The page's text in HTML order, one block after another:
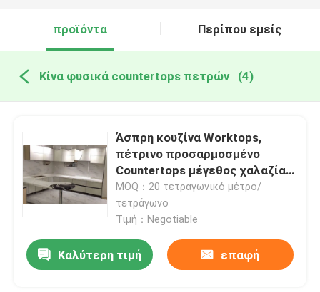
προϊόντα Περίπου εμείς
Κίνα φυσικά countertops πετρών (4)
Άσπρη κουζίνα Worktops,
πέτρινο προσαρμοσμένο
Countertops μέγεθος χαλαζία
χαλαζία
MOQ：20 τετραγωνικό μέτρο/
τετράγωνο
Τιμή：Negotiable
Καλύτερη τιμή επαφή